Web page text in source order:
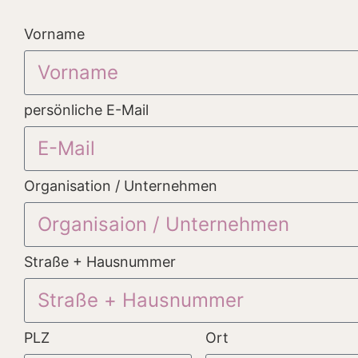
Vorname
persönliche E-Mail
Organisation / Unternehmen
Straße + Hausnummer
PLZ Ort